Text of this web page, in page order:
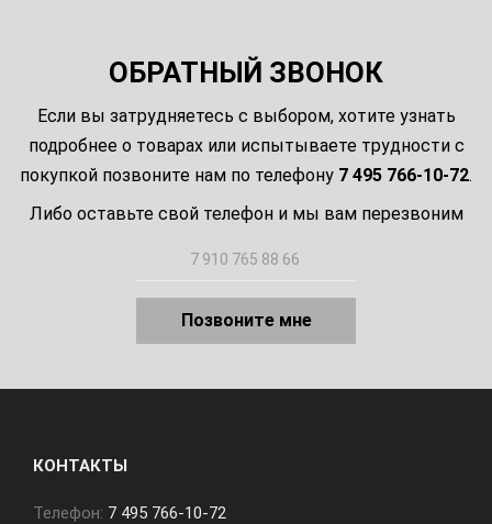
ОБРАТНЫЙ ЗВОНОК
Если вы затрудняетесь с выбором, хотите узнать
подробнее о товарах или испытываете трудности с
покупкой позвоните нам по телефону 7 495 766-10-72.
Либо оставьте свой телефон и мы вам перезвоним
Позвоните мне
КОНТАКТЫ
Телефон: 7 495 766-10-72